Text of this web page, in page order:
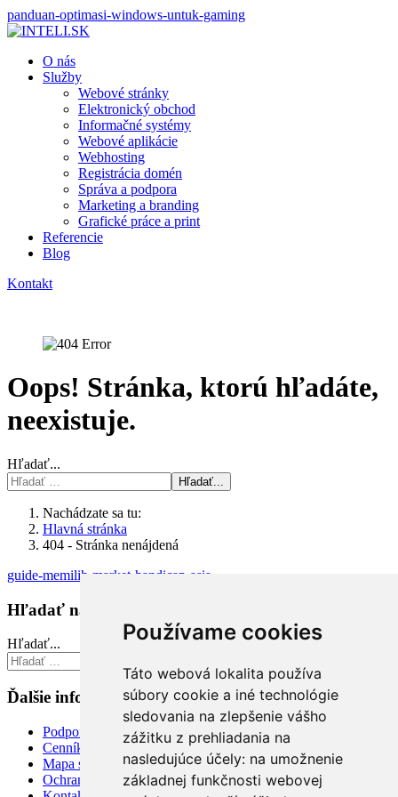
Používame cookies
Táto webová lokalita používa
súbory cookie a iné technológie
sledovania na zlepšenie vášho
zážitku z prehliadania na
nasledujúce účely: na umožnenie
základnej funkčnosti webovej
panduan-optimasi-windows-untuk-gaming
O nás
Služby
Webové stránky
Elektronický obchod
Informačné systémy
Webové aplikácie
Webhosting
Registrácia domén
Správa a podpora
Marketing a branding
Grafické práce a print
Referencie
Blog
Kontakt
Oops! Stránka, ktorú hľadáte,
neexistuje.
Hľadať...
Hľadať...
Nachádzate sa tu:
Hlavná stránka
404 - Stránka nenájdená
guide-memilih-market-handicap-asia
Hľadať na stránke
Hľadať...
Ďalšie informácie
Podpora
Cenník
Mapa stránky
Ochrana osobných údajov